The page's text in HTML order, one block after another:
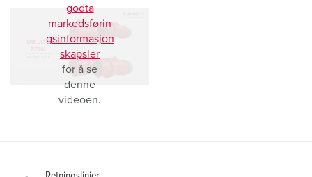
godta
markedsførin
gsinformasjon
skapsler
for å se
denne
videoen.